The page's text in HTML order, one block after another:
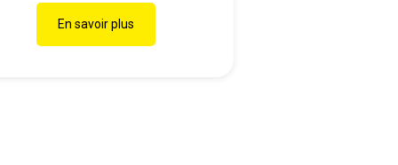
En savoir plus